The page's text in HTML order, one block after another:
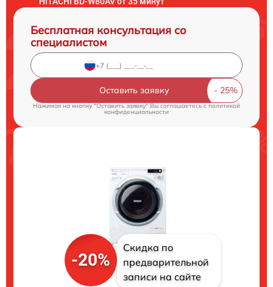
Бесплатная консультация со
специалистом
Оставить заявку
Нажимая на кнопку "Оставить заявку" Вы соглашаетесь cполитикой
конфиденциальности
-20%
Скидка по
предварительной
записи на сайте